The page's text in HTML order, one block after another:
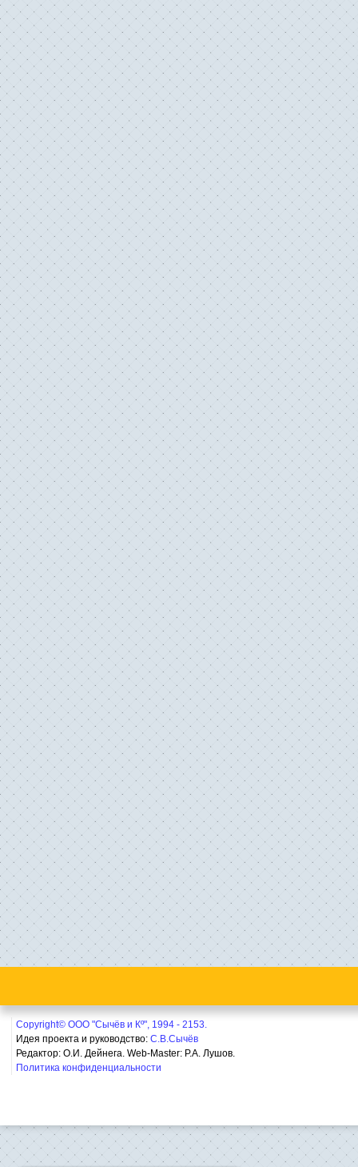
Copyright© ООО "Сычёв и Кº", 1994 - 2153.
Идея проекта и руководство: С.В.Сычёв
Редактор: О.И. Дейнега. Web-Master: Р.А. Лушов.
Политика конфиденциальности